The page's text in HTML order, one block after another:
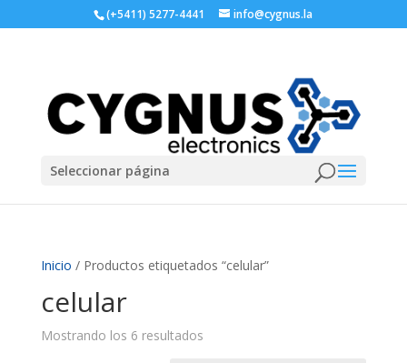
(+5411) 5277-4441 info@cygnus.la
Seleccionar página
Inicio / Productos etiquetados “celular”
celular
Mostrando los 6 resultados